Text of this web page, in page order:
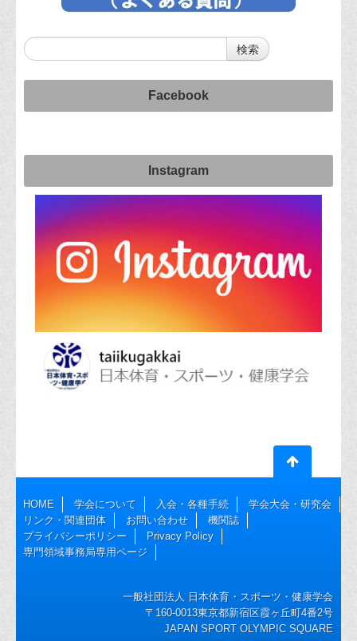
Facebook
Instagram
HOME 学会について 入会・各種手続
学会大会・研究会
リンク・関連団体
お問い合わせ
機関誌
プライバシーポリシー
Privacy Policy
専門領域事務局専用ページ
一般社団法人 日本体育・スポーツ・健康学会
〒160-0013東京都新宿区霞ヶ丘町4番2号
JAPAN SPORT OLYMPIC SQUARE